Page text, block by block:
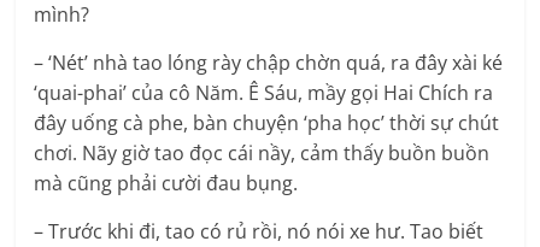
mình?
– ‘Nét’ nhà tao lóng rày chập chờn quá, ra đây xài ké
‘quai-phai’ của cô Năm. Ê Sáu, mầy gọi Hai Chích ra
đây uống cà phe, bàn chuyện ‘pha học’ thời sự chút
chơi. Nãy giờ tao đọc cái nầy, cảm thấy buồn buồn
mà cũng phải cười đau bụng.
– Trước khi đi, tao có rủ rồi, nó nói xe hư. Tao biết